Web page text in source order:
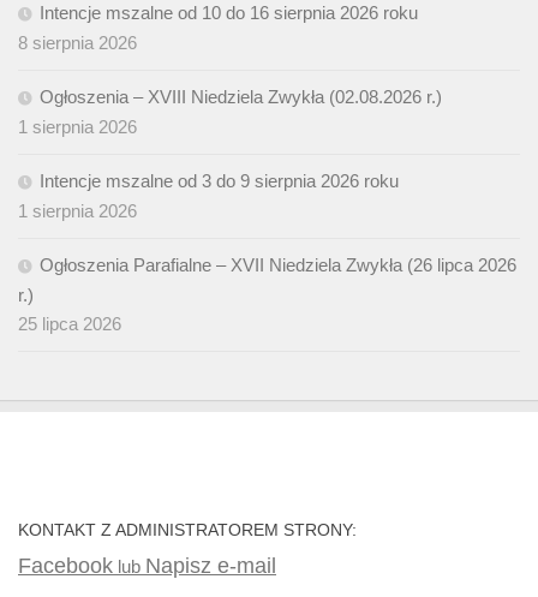
Intencje mszalne od 10 do 16 sierpnia 2026 roku
8 sierpnia 2026
Ogłoszenia – XVIII Niedziela Zwykła (02.08.2026 r.)
1 sierpnia 2026
Intencje mszalne od 3 do 9 sierpnia 2026 roku
1 sierpnia 2026
Ogłoszenia Parafialne – XVII Niedziela Zwykła (26 lipca 2026
r.)
25 lipca 2026
KONTAKT Z ADMINISTRATOREM STRONY:
Facebook lub Napisz e-mail